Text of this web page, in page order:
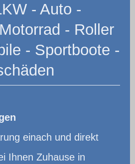
- Auto -
- Roller
- Sportboote -
einach und direkt
Ihnen Zuhause in